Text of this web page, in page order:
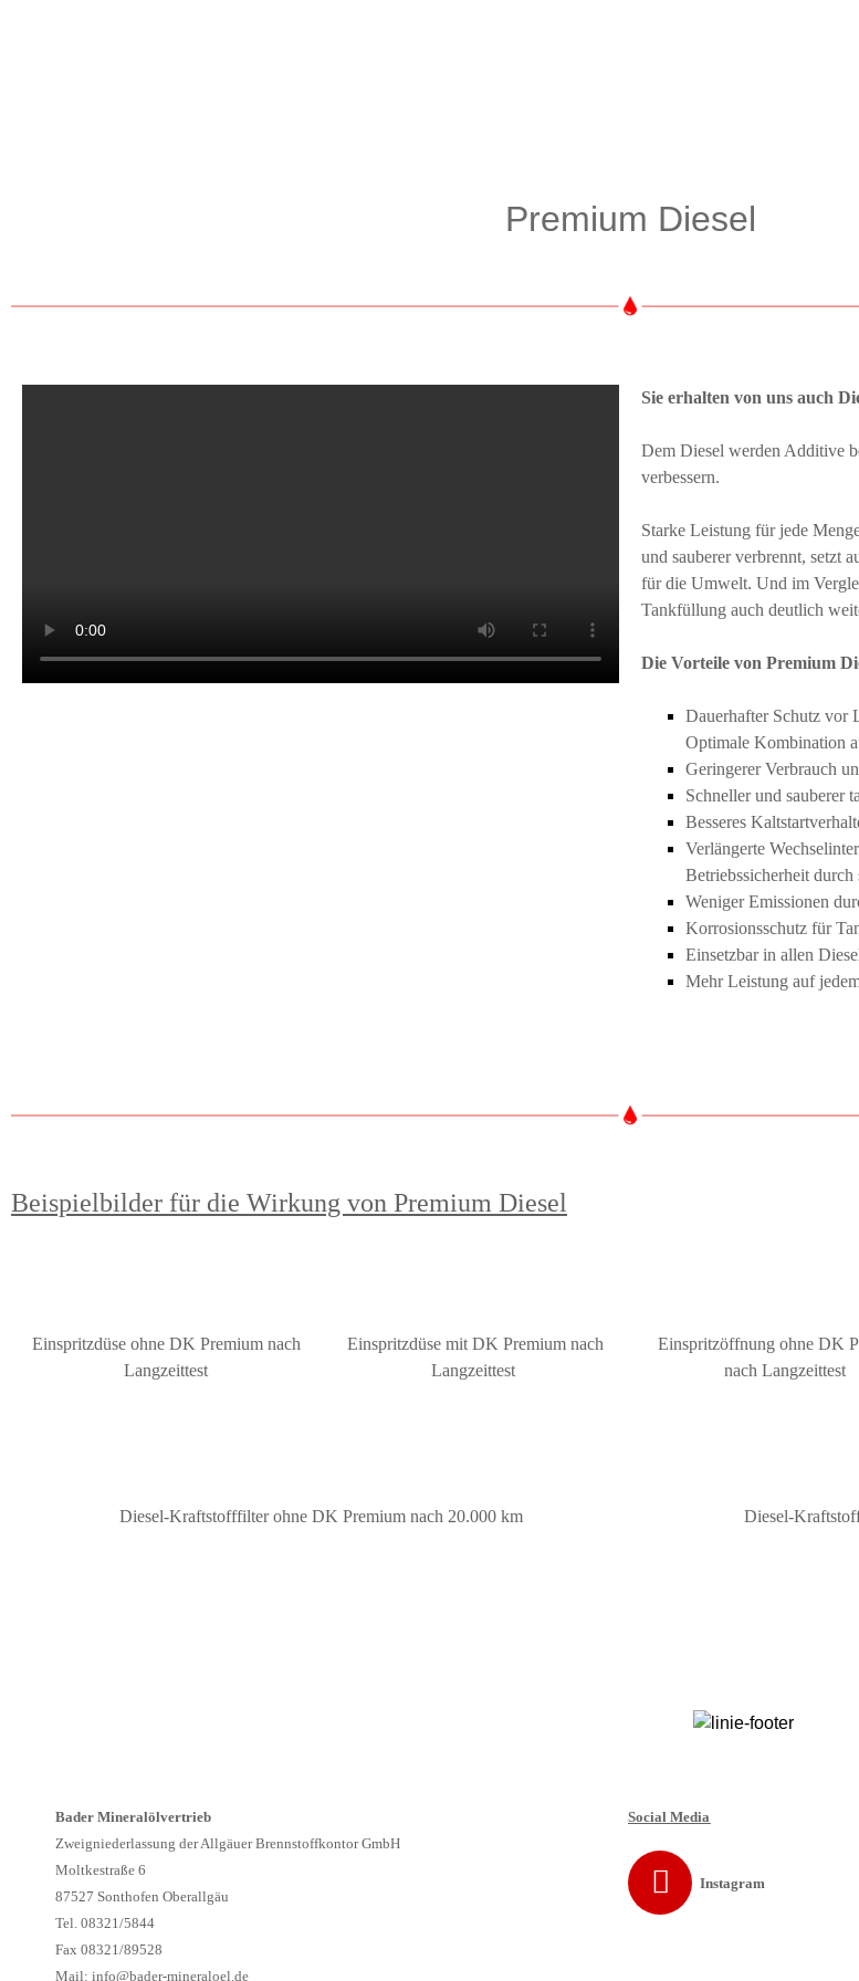
Premium Diesel
Sie erhalten von uns auch
Dem Diesel werden Additive
verbessern.
Starke Leistung für jede
und sauberer verbrennt, setzt
für die Umwelt. Und im
Tankfüllung auch deutlich
Die Vorteile von Premium
Dauerhafter Schutz vor
Optimale Kombination
Geringerer Verbrauch
Schneller und sauberer
Besseres
Verlängerte
Betriebssicherheit
Weniger Emissionen
Korrosionsschutz für
Einsetzbar in allen
Mehr Leistung auf
Beispielbilder für die Wirkung von Premium Diesel
Einspritzdüse ohne DK Premium nach
Langzeittest
Einspritzdüse mit DK Premium nach
Langzeittest
Einspritzöffnung ohne DK
nach Langzeittest
Diesel-Kraftstofffilter ohne DK Premium nach 20.000 km Diesel-
Bader Mineralölvertrieb
Zweigniederlassung der Allgäuer Brennstoffkontor GmbH
Moltkestraße 6
87527 Sonthofen Oberallgäu
Tel. 08321/5844
Fax 08321/89528
Mail: info@bader-mineraloel.de
Social Media
Instagram